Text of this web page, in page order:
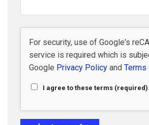
For security, use of Google's
service is required which is
Google Privacy Policy and Terms
I agree to these terms (required).